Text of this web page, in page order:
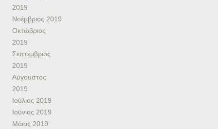
2019
Νοέμβριος 2019
Οκτώβριος
2019
Σεπτέμβριος
2019
Αύγουστος
2019
Ιούλιος 2019
Ιούνιος 2019
Μάιος 2019